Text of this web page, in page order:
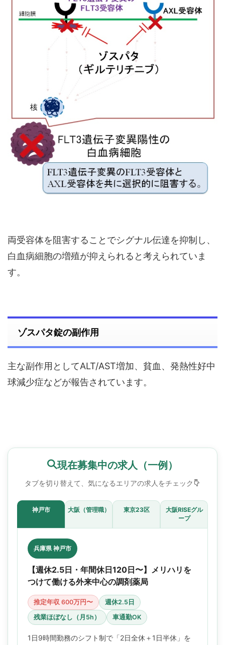
両受容体を阻害することでシグナル伝達を抑制し、
白血病細胞の増殖が抑えられると考えられていま
す。
ゾスパタ錠の副作用
主な副作用としてALT/AST増加、貧血、発熱性好中
球減少症などが報告されています。
現在募集中の求人（一例）
タブを切り替えて、気になるエリアの求人をチェック
神戸市 大阪（管理職） 東京23区
大阪RISEグル
ープ
兵庫県 神戸市
【週休2.5日・年間休日120日〜】メリハリを
つけて働ける外来中心の調剤薬局
推定年収 600万円〜
週休2.5日
残業ほぼなし（月5h）
車通勤OK
1日9時間勤務のシフト制で「2日全休＋1日半休」を